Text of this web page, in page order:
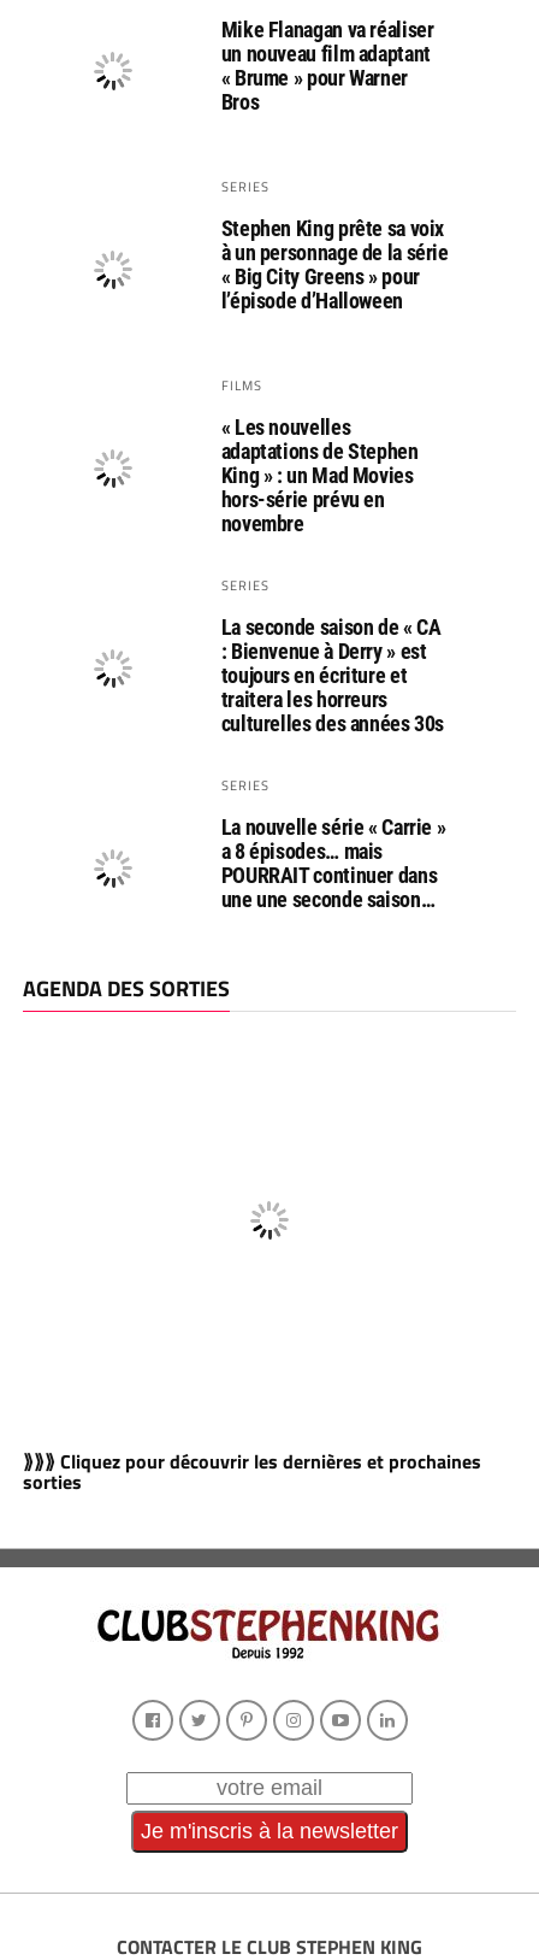
Mike Flanagan va réaliser
un nouveau film adaptant
« Brume » pour Warner
Bros
SERIES
Stephen King prête sa voix
à un personnage de la série
« Big City Greens » pour
l’épisode d’Halloween
FILMS
« Les nouvelles
adaptations de Stephen
King » : un Mad Movies
hors-série prévu en
novembre
SERIES
La seconde saison de « CA
: Bienvenue à Derry » est
toujours en écriture et
traitera les horreurs
culturelles des années 30s
SERIES
La nouvelle série « Carrie »
a 8 épisodes… mais
POURRAIT continuer dans
une une seconde saison…
AGENDA DES SORTIES
⟫⟫⟫ Cliquez pour découvrir les dernières et prochaines
sorties
CONTACTER LE CLUB STEPHEN KING